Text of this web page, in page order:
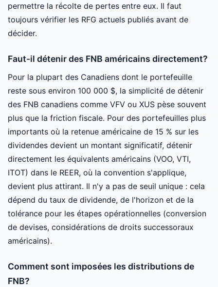
permettre la récolte de pertes entre eux. Il faut
toujours vérifier les RFG actuels publiés avant de
décider.
Faut-il détenir des FNB américains directement?
Pour la plupart des Canadiens dont le portefeuille
reste sous environ 100 000 $, la simplicité de détenir
des FNB canadiens comme VFV ou XUS pèse souvent
plus que la friction fiscale. Pour des portefeuilles plus
importants où la retenue américaine de 15 % sur les
dividendes devient un montant significatif, détenir
directement les équivalents américains (VOO, VTI,
ITOT) dans le REER, où la convention s'applique,
devient plus attirant. Il n'y a pas de seuil unique : cela
dépend du taux de dividende, de l'horizon et de la
tolérance pour les étapes opérationnelles (conversion
de devises, considérations de droits successoraux
américains).
Comment sont imposées les distributions de
FNB?